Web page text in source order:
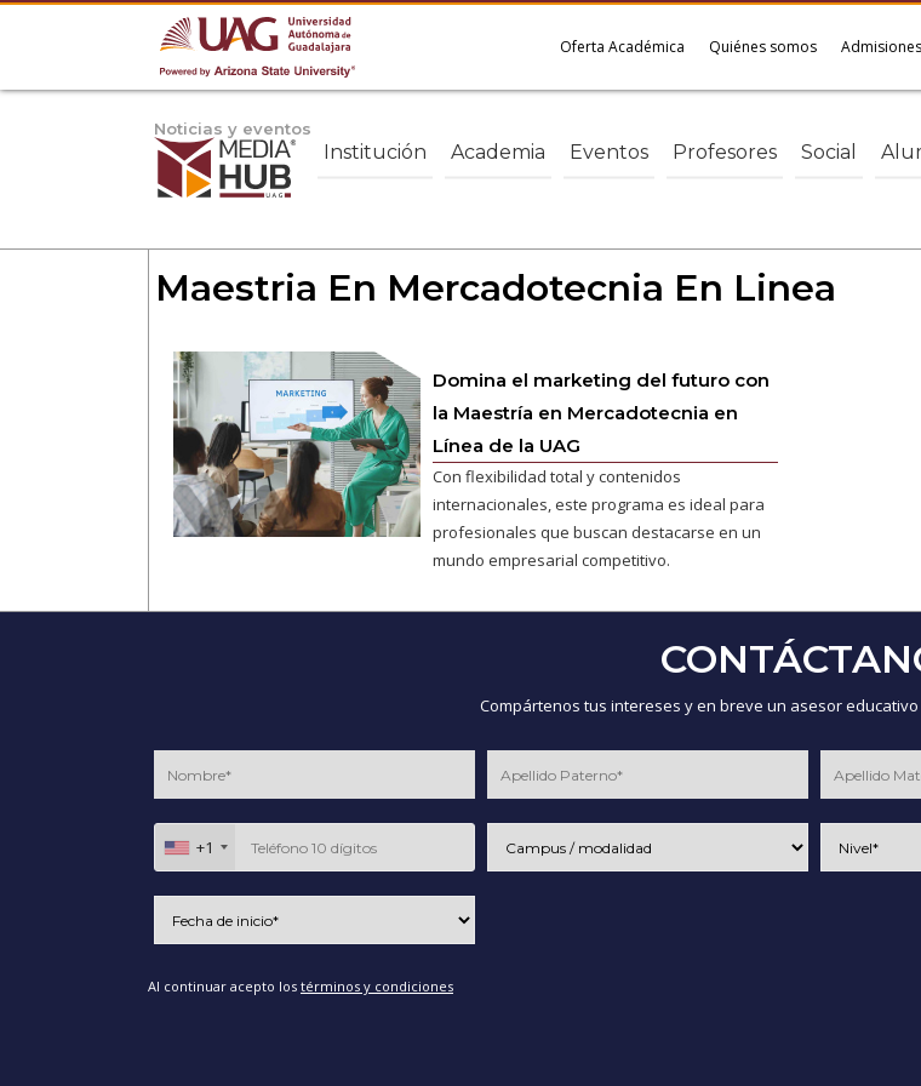
Oferta Académica Quiénes somos
Noticias y eventos
Institución Academia Eventos Profesores Social
Maestria En Mercadotecnia En Linea
Domina el marketing del futuro con
la Maestría en Mercadotecnia en
Línea de la UAG
Con flexibilidad total y contenidos
internacionales, este programa es ideal para
profesionales que buscan destacarse en un
mundo empresarial competitivo.
Compártenos tus intereses y en breve un asesor
+1
Al continuar acepto los términos y condiciones